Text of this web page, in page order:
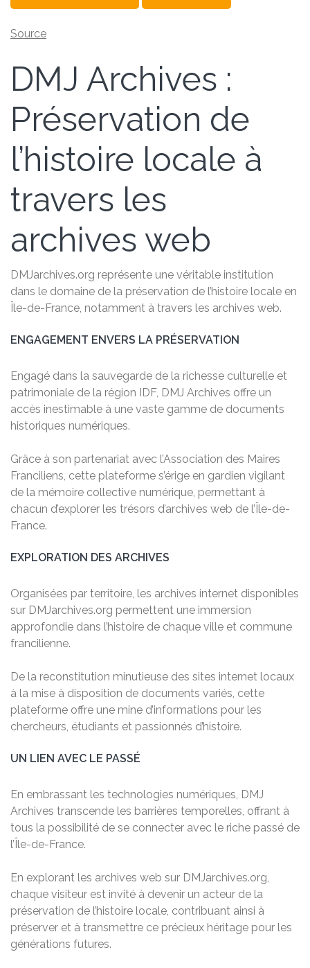
Source
DMJ Archives :
Préservation de
l’histoire locale à
travers les
archives web
DMJarchives.org représente une véritable institution
dans le domaine de la préservation de l’histoire locale en
Île-de-France, notamment à travers les archives web.
ENGAGEMENT ENVERS LA PRÉSERVATION
Engagé dans la sauvegarde de la richesse culturelle et
patrimoniale de la région IDF, DMJ Archives offre un
accès inestimable à une vaste gamme de documents
historiques numériques.
Grâce à son partenariat avec l’Association des Maires
Franciliens, cette plateforme s’érige en gardien vigilant
de la mémoire collective numérique, permettant à
chacun d’explorer les trésors d’archives web de l’Île-de-
France.
EXPLORATION DES ARCHIVES
Organisées par territoire, les archives internet disponibles
sur DMJarchives.org permettent une immersion
approfondie dans l’histoire de chaque ville et commune
francilienne.
De la reconstitution minutieuse des sites internet locaux
à la mise à disposition de documents variés, cette
plateforme offre une mine d’informations pour les
chercheurs, étudiants et passionnés d’histoire.
UN LIEN AVEC LE PASSÉ
En embrassant les technologies numériques, DMJ
Archives transcende les barrières temporelles, offrant à
tous la possibilité de se connecter avec le riche passé de
l’Île-de-France.
En explorant les archives web sur DMJarchives.org,
chaque visiteur est invité à devenir un acteur de la
préservation de l’histoire locale, contribuant ainsi à
préserver et à transmettre ce précieux héritage pour les
générations futures.